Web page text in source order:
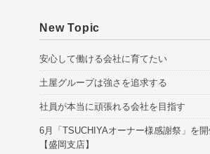
New Topic
安心して働ける会社に育てたい
土屋グループは強さを追求する
社員が本当に頑張れる会社を目指す
6月「TSUCHIYAオーナー様感謝祭」を開
【盛岡支店】